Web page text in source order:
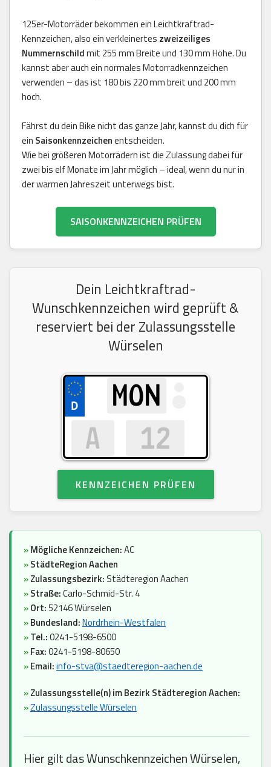
125er-Motorräder bekommen ein Leichtkraftrad-
Kennzeichen, also ein verkleinertes zweizeiliges
Nummernschildmit 255 mm Breite und 130 mm Höhe. Du
kannst aber auch ein normales Motorradkennzeichen
verwenden – das ist 180 bis 220 mm breit und 200 mm
hoch.
Fährst du dein Bike nicht das ganze Jahr, kannst du dich für
ein Saisonkennzeichenentscheiden.
Wie bei größeren Motorrädern ist die Zulassung dabei für
zwei bis elf Monate im Jahr möglich – ideal, wenn du nur in
der warmen Jahreszeit unterwegs bist.
SAISONKENNZEICHEN PRÜFEN
Dein Leichtkraftrad-
Wunschkennzeichen wird geprüft &
reserviert bei der Zulassungsstelle
Würselen
KENNZEICHEN PRÜFEN
»Mögliche Kennzeichen:AC
»StädteRegion Aachen
»Zulassungsbezirk: Städteregion Aachen
»Straße:Carlo-Schmid-Str. 4
»Ort:52146 Würselen
»Bundesland:Nordrhein-Westfalen
»Tel.:0241-5198-6500
»Fax:0241-5198-80650
»Email:info-stva@staedteregion-aachen.de
»Zulassungsstelle(n) im Bezirk Städteregion Aachen:
»Zulassungsstelle Würselen
Hier gilt das Wunschkennzeichen Würselen,